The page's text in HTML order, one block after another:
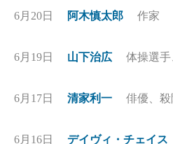
6月20日 阿木慎太郎 作家
6月19日 山下治広 体操選
6月17日 清家利一 俳優、殺
6月16日 デイヴィ・チェイス